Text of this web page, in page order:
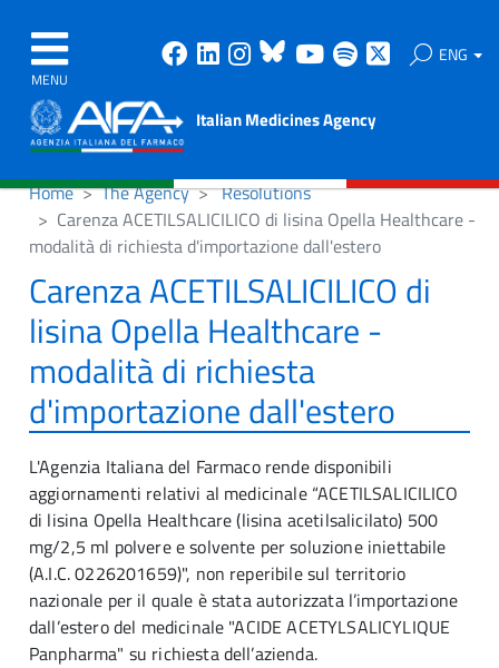
MENU
Facebook
Linkedin
Instagram
Bluesky
Youtube
Spotify ENG
Italian Medicines Agency
Home The Agency
Resolutions
Carenza ACETILSALICILICO di lisina Opella Healthcare -
modalità di richiesta d'importazione dall'estero
Carenza ACETILSALICILICO di
lisina Opella Healthcare -
modalità di richiesta
d'importazione dall'estero
L'Agenzia Italiana del Farmaco rende disponibili
aggiornamenti relativi al medicinale “ACETILSALICILICO
di lisina Opella Healthcare (lisina acetilsalicilato) 500
mg/2,5 ml polvere e solvente per soluzione iniettabile
(A.I.C. 0226201659)", non reperibile sul territorio
nazionale per il quale è stata autorizzata l’importazione
dall’estero del medicinale "ACIDE ACETYLSALICYLIQUE
Panpharma" su richiesta dell’azienda.